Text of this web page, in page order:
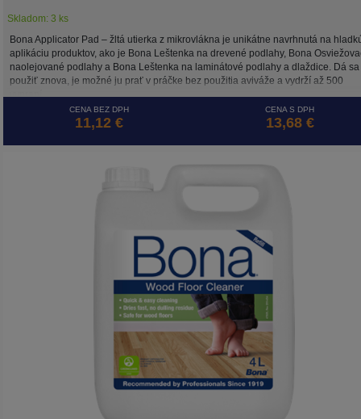
Skladom: 3 ks
Bona Applicator Pad – žltá utierka z mikrovlákna je unikátne navrhnutá na
aplikáciu produktov, ako je Bona Leštenka na drevené podlahy, Bona
naolejované podlahy a Bona Leštenka na laminátové podlahy a dlaždice. Dá sa
použiť znova, je možné ju prať v práčke bez použitia aviváže a vydrží až 500
vypraní.
CENA BEZ DPH
11,12 €
CENA S DPH
13,68 €